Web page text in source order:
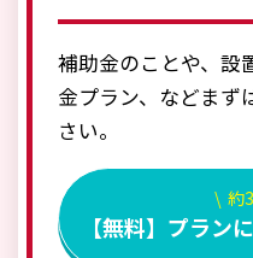
補助金のことや、設
金プラン、などまず
さい。
\ 約
【無料】プラン